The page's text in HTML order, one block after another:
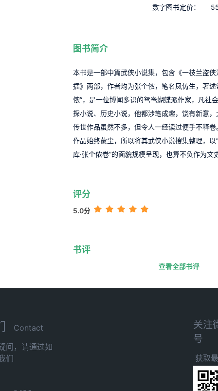
数字图书定价：
图书简介
本书是一部中篇武侠小说集，包含《一枝兰盗
擂》两部，作者均为张个侬，笔名凤俦生，著述
侬”，是一位博闻多识的鸳鸯蝴蝶派作家，凡社
探小说、历史小说，他都涉笔成趣，饶有新意
传世作品虽然不多，但令人一经读过便手不释
作品始终蒙尘，所以将其武侠小说搜集整理，以
库·张个侬卷”的面貌规模呈现，也算不负作为文
评分
5.0分
书评
查看全部书评
Contact
问，请通过如
们
关注
号
获取